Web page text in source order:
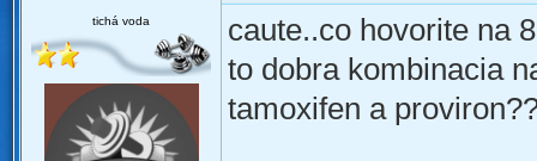
tichá voda
caute..co hovorite na
to dobra kombinacia
tamoxifen a